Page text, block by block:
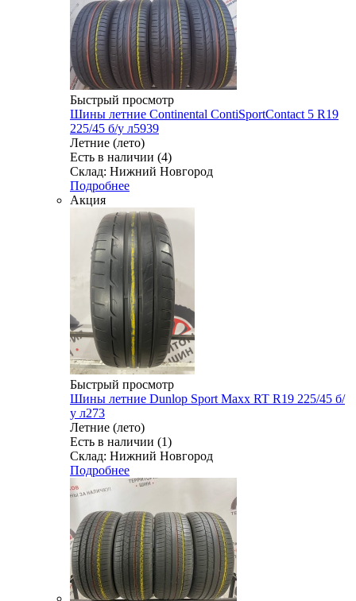
Быстрый просмотр
Шины летние Continental ContiSportContact 5 R19
225/45 б/у л5939
Летние (лето)
Есть в наличии (4)
Склад: Нижний Новгород
Подробнее
Акция
Быстрый просмотр
Шины летние Dunlop Sport Maxx RT R19 225/45 б/
у л273
Летние (лето)
Есть в наличии (1)
Склад: Нижний Новгород
Подробнее